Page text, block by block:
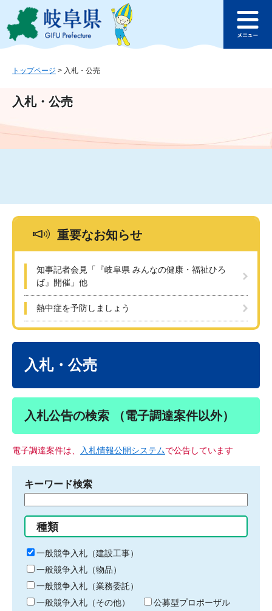
ジ
ュ
文
このページの本文へ
ュ
トップページ > 入札・公売
入札・公売
重要なお知らせ
知事記者会見「『岐阜県 みんなの健康・福祉ひろ
ば』開催」他
熱中症を予防しましょう
入札・公売
入札公告の検索 （電子調達案件以外）
電子調達案件は、 入札情報公開システムで公告しています
キーワード検索
る
キ
ー
ワ
ー
ド
種類
一般競争入札（建設工事）
一般競争入札（物品）
一般競争入札（業務委託）
一般競争入札（その他）
公募型プロポーザル